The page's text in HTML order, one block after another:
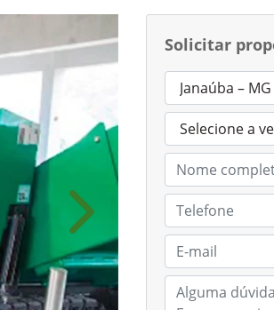
Solicitar
Próximo